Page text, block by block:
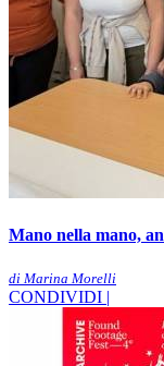
Mano nella mano,
di Marina Morelli
CONDIVIDI |